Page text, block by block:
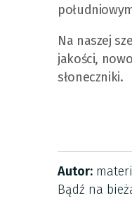
Na naszej
jakości,
słoneczniki.
Autor:
Bądź na